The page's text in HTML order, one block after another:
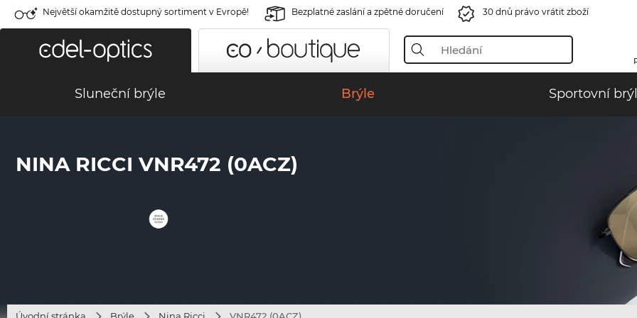
Největší okamžitě dostupný sortiment v Evropě! Bezplatné zaslání a zpětné doručení 30 dnů právo vrátit zboží
Sluneční brýle Brýle Sportovní
NINA RICCI VNR472 (0ACZ)